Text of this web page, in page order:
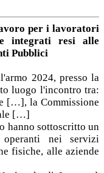
per i lavoratori
integrati resi alle
Pubblici
2024, presso la
luogo l'incontro tra:
[…], la Commissione
[…]
hanno sottoscritto un
nei servizi
fisiche, alle aziende